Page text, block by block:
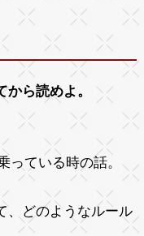
から読めよ。
っている時の話。
どのようなルール